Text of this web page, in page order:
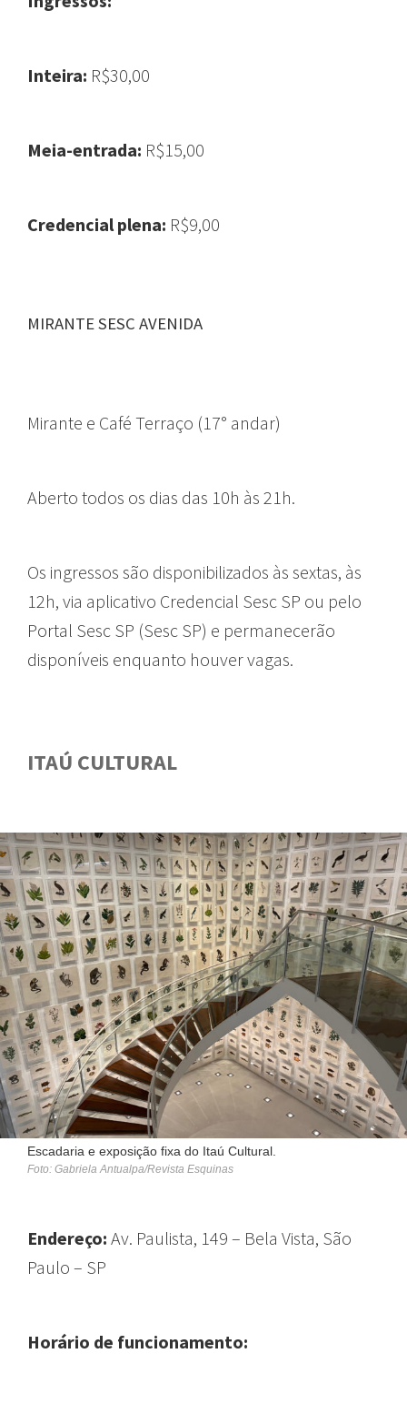
Inteira: R$30,00
Meia-entrada: R$15,00
Credencial plena: R$9,00
MIRANTE SESC AVENIDA
Mirante e Café Terraço (17° andar)
Aberto todos os dias das 10h às 21h.
Os ingressos são disponibilizados às sextas, às
12h, via aplicativo Credencial Sesc SP ou pelo
Portal Sesc SP (Sesc SP) e permanecerão
disponíveis enquanto houver vagas.
ITAÚ CULTURAL
Escadaria e exposição fixa do Itaú Cultural.
Foto: Gabriela Antualpa/Revista Esquinas
Endereço: Av. Paulista, 149 – Bela Vista, São
Paulo – SP
Horário de funcionamento: